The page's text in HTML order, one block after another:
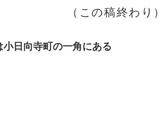
（この稿終わり）
小日向寺町の一角にある